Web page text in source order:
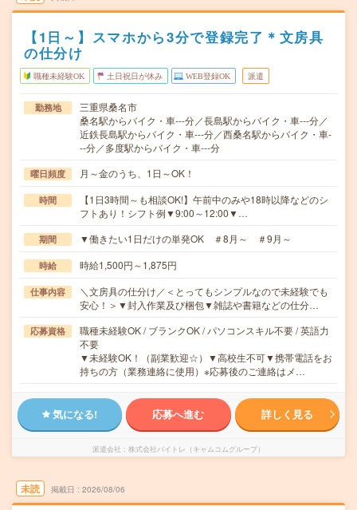
【1日～】スマホから3分で登録完了＊文房具
の仕分け
職種未経験OK 土日祝日が休み WEB登録OK 派遣
勤務地
三重県桑名市
桑名駅からバイク・車---分／長島駅からバイク・車---分／
近鉄長島駅からバイク・車---分／西桑名駅からバイク・車-
--分／多度駅からバイク・車---分
曜日頻度 月～金のうち、1日～OK！
時間
【1日3時間～も相談OK!】午前中のみや18時以降などのシ
フトあり！シフト例▼9:00～12:00▼…
期間 ▼働きたい1日だけの単発OK ＃8月～ ＃9月～
時給 時給1,500円～1,875円
仕事内容
＼文房具の仕分け／＜とってもシンプルなので未経験でも
安心！＞▼封入作業及び梱包▼雑誌や書籍などの仕分…
応募資格
職種未経験OK / ブランクOK / パソコンスキル不要 / 英語力
不要
▼未経験OK！（副業歓迎☆）▼高校生不可▼携帯電話をお
持ちの方（業務連絡に使用）※応募後のご連絡はメ…
気になる! 応募へ進む 詳しく見る
派遣会社 株式会社バイトレ（キャムコムグループ）
未読 掲載日 2026/08/06